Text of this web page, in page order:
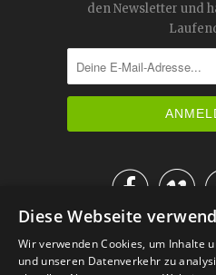
den Newsletter und

IM KATALOG
Diese Webseite
Wir verwenden Cookies, um Inhalte
und unseren Datenverkehr zu